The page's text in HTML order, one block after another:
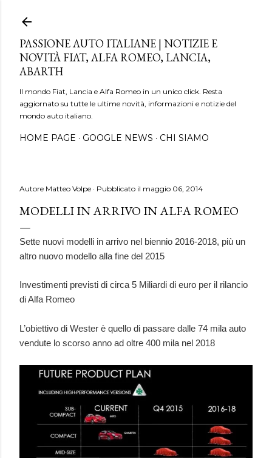
PASSIONE AUTO ITALIANE | NOTIZIE E
NOVITÀ FIAT, ALFA ROMEO, LANCIA,
ABARTH
Il mondo Fiat, Lancia e Alfa Romeo in un unico click. Resta
aggiornato su tutte le ultime novità, informazioni e notizie del
mondo auto italiano.
HOME PAGE GOOGLE NEWS CHI SIAMO
Autore Matteo Volpe Pubblicato il maggio 06, 2014
MODELLI IN ARRIVO IN ALFA ROMEO
Sette nuovi modelli in arrivo nel biennio 2016-2018, più un
altro nuovo modello alla fine del 2015
Investimenti previsti di circa 5 Miliardi di euro per il rilancio
di Alfa Romeo
L’obiettivo di Wester è quello di passare dalle 74 mila auto
vendute lo scorso anno ad oltre 400 mila nel 2018